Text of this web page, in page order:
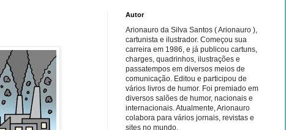
Autor
Arionauro da Silva Santos ( Arionauro ),
cartunista e ilustrador. Começou sua
carreira em 1986, e já publicou cartuns,
charges, quadrinhos, ilustrações e
passatempos em diversos meios de
comunicação. Editou e participou de
vários livros de humor. Foi premiado em
diversos salões de humor, nacionais e
internacionais. Atualmente, Arionauro
colabora para vários jornais, revistas e
sites no mundo.